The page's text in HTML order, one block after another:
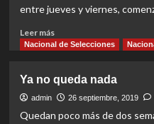
entre jueves y viernes,
Leer másRead
more
empate
le
sirvió
Nacional de Selecciones
Ya no queda nada
admin 26 septiembre, 2019
Quedan poco más de dos